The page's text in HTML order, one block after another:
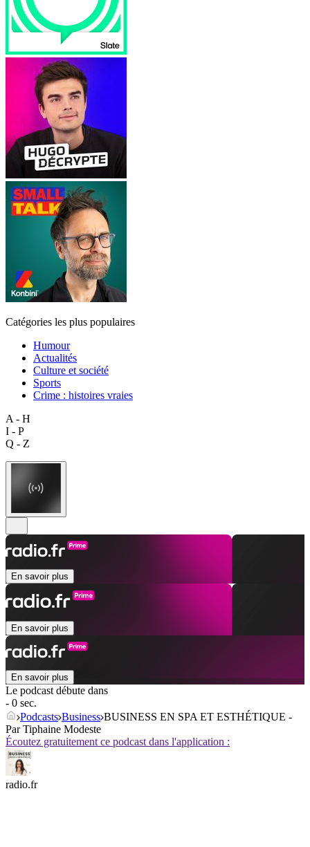
Catégories les plus populaires
Humour
Actualités
Culture et société
Sports
Crime : histoires vraies
A - H
I - P
Q - Z
En savoir plus
En savoir plus
En savoir plus
Le podcast débute dans
- 0 sec.
Podcasts Business BUSINESS EN SPA ET ESTHÉTIQUE -
Par Tiphaine Modeste
Écoutez gratuitement ce podcast dans l'application :
radio.fr